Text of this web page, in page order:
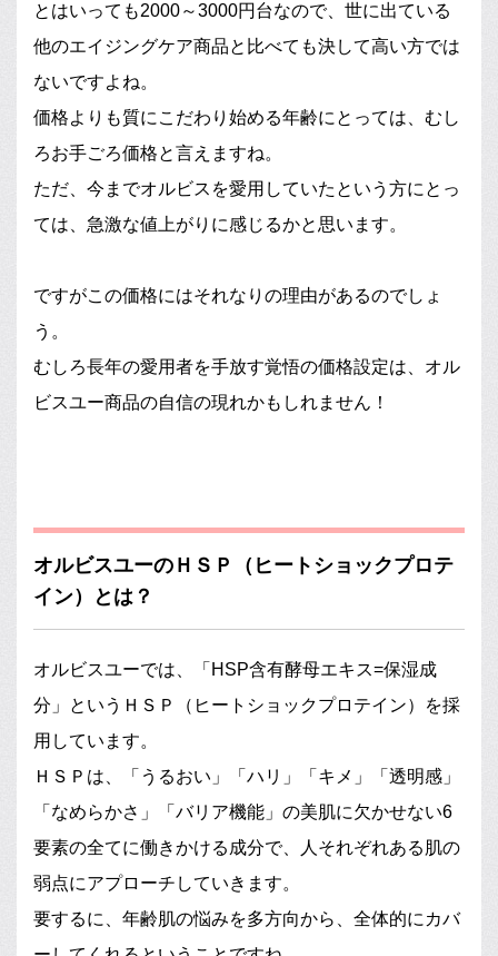
とはいっても2000～3000円台なので、世に出ている
他のエイジングケア商品と比べても決して高い方では
ないですよね。
価格よりも質にこだわり始める年齢にとっては、むし
ろお手ごろ価格と言えますね。
ただ、今までオルビスを愛用していたという方にとっ
ては、急激な値上がりに感じるかと思います。
ですがこの価格にはそれなりの理由があるのでしょ
う。
むしろ長年の愛用者を手放す覚悟の価格設定は、オル
ビスユー商品の自信の現れかもしれません！
オルビスユーのＨＳＰ（ヒートショックプロテ
イン）とは？
オルビスユーでは、「HSP含有酵母エキス=保湿成
分」というＨＳＰ（ヒートショックプロテイン）を採
用しています。
ＨＳＰは、「うるおい」「ハリ」「キメ」「透明感」
「なめらかさ」「バリア機能」の美肌に欠かせない6
要素の全てに働きかける成分で、人それぞれある肌の
弱点にアプローチしていきます。
要するに、年齢肌の悩みを多方向から、全体的にカバ